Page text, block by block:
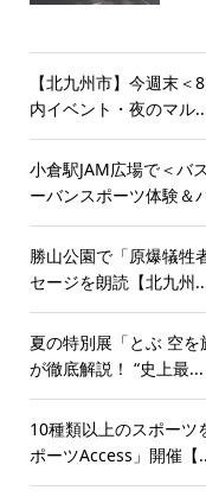
【北九州市】今週末
内イベント・夜のマル
小倉駅JAM広場で＜
ーバンスポーツ体験＆
勝山公園で「原爆犠
セージを朗読【北九州
夏の特別展「とぶ 空
が徹底解説！ “史上最...
10種類以上のスポー
ポーツAccess」開催【